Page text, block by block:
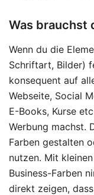
Was brauchst
Wenn du die
Schriftart, Bilder)
konsequent auf
Webseite, Social
E-Books, Kurse
Werbung machst.
Farben gestalten
nutzen. Mit
Business-Farben
direkt zeigen,